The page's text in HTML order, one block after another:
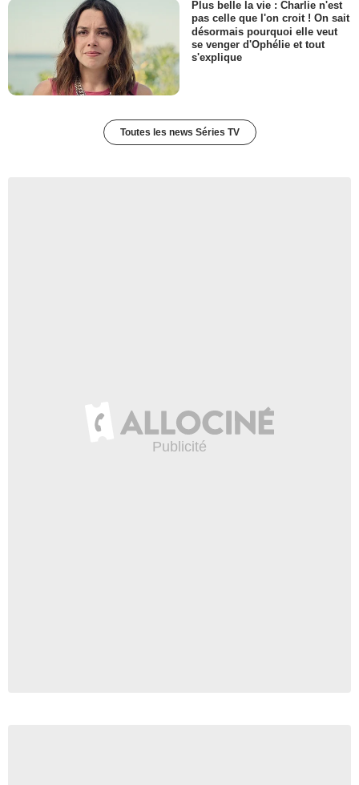
Plus belle la vie : Charlie n'est
pas celle que l'on croit ! On sait
désormais pourquoi elle veut
se venger d'Ophélie et tout
s'explique
Toutes les news Séries TV